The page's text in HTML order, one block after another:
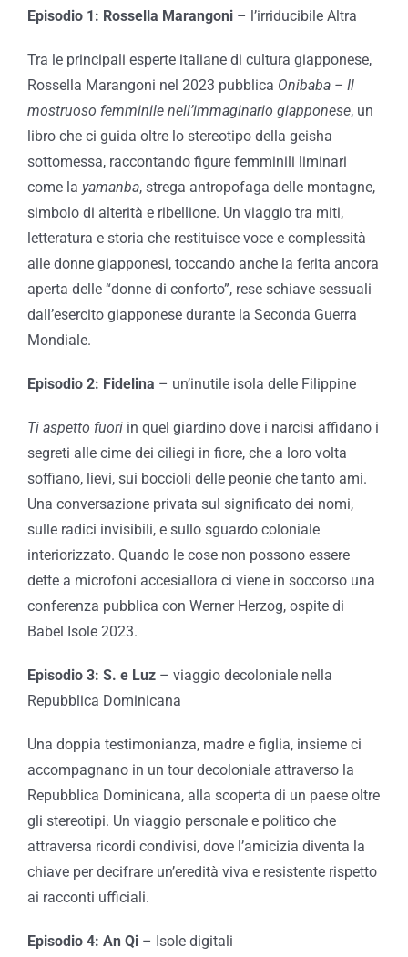
Episodio 1: Rossella Marangoni – l’irriducibile Altra
Tra le principali esperte italiane di cultura giapponese,
Rossella Marangoni nel 2023 pubblica Onibaba – Il
mostruoso femminile nell’immaginario giapponese, un
libro che ci guida oltre lo stereotipo della geisha
sottomessa, raccontando figure femminili liminari
come la yamanba, strega antropofaga delle montagne,
simbolo di alterità e ribellione. Un viaggio tra miti,
letteratura e storia che restituisce voce e complessità
alle donne giapponesi, toccando anche la ferita ancora
aperta delle “donne di conforto”, rese schiave sessuali
dall’esercito giapponese durante la Seconda Guerra
Mondiale.
Episodio 2: Fidelina – un’inutile isola delle Filippine
Ti aspetto fuori in quel giardino dove i narcisi affidano i
segreti alle cime dei ciliegi in fiore, che a loro volta
soffiano, lievi, sui boccioli delle peonie che tanto ami.
Una conversazione privata sul significato dei nomi,
sulle radici invisibili, e sullo sguardo coloniale
interiorizzato. Quando le cose non possono essere
dette a microfoni accesiallora ci viene in soccorso una
conferenza pubblica con Werner Herzog, ospite di
Babel Isole 2023.
Episodio 3: S. e Luz – viaggio decoloniale nella
Repubblica Dominicana
Una doppia testimonianza, madre e figlia, insieme ci
accompagnano in un tour decoloniale attraverso la
Repubblica Dominicana, alla scoperta di un paese oltre
gli stereotipi. Un viaggio personale e politico che
attraversa ricordi condivisi, dove l’amicizia diventa la
chiave per decifrare un’eredità viva e resistente rispetto
ai racconti ufficiali.
Episodio 4: An Qi – Isole digitali